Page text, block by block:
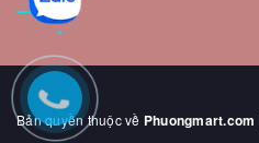
Bản quyền thuộc về Phuongmart.com